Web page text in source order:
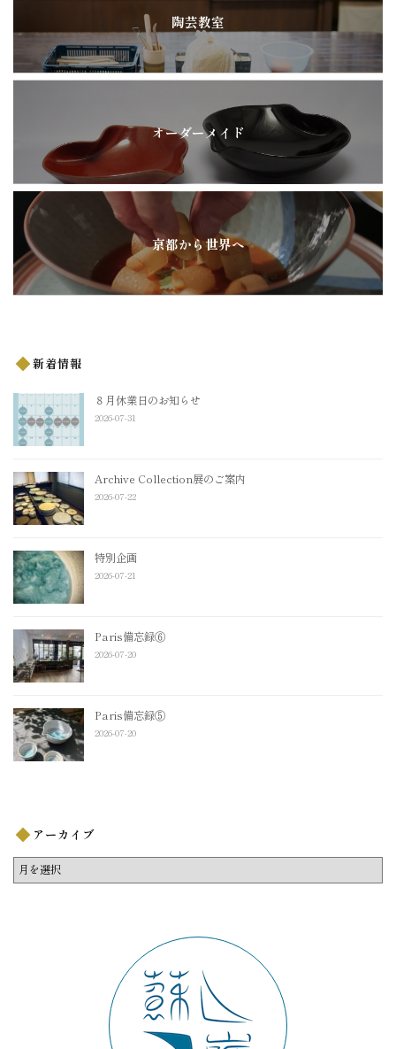
陶芸教室
オーダーメイド
京都から世界へ
新着情報
８月休業日のお知らせ
2026-07-31
Archive Collection展のご案内
2026-07-22
特別企画
2026-07-21
Paris備忘録⑥
2026-07-20
Paris備忘録⑤
2026-07-20
アーカイブ
ア
ー